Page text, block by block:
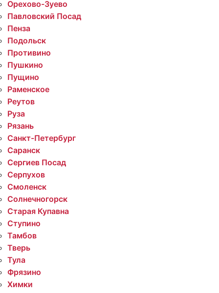
Орехово-Зуево
Павловский Посад
Пенза
Подольск
Противино
Пушкино
Пущино
Раменское
Реутов
Руза
Рязань
Санкт-Петербург
Саранск
Сергиев Посад
Серпухов
Смоленск
Солнечногорск
Старая Купавна
Ступино
Тамбов
Тверь
Тула
Фрязино
Химки